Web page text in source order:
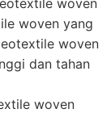
woven yang
woven
dan tahan
woven